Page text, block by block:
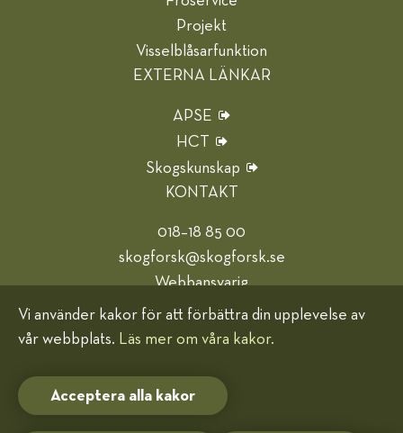
Projekt
Visselblåsarfunktion
EXTERNA LÄNKAR
APSE
HCT
Skogskunskap
KONTAKT
018–18 85 00
skogforsk@skogforsk.se
Webbansvarig
Hjälp oss bli bättre
Vi använder kakor för att förbättra din upplevelse av
vår webbplats. Läs mer om våra kakor.
Acceptera alla kakor